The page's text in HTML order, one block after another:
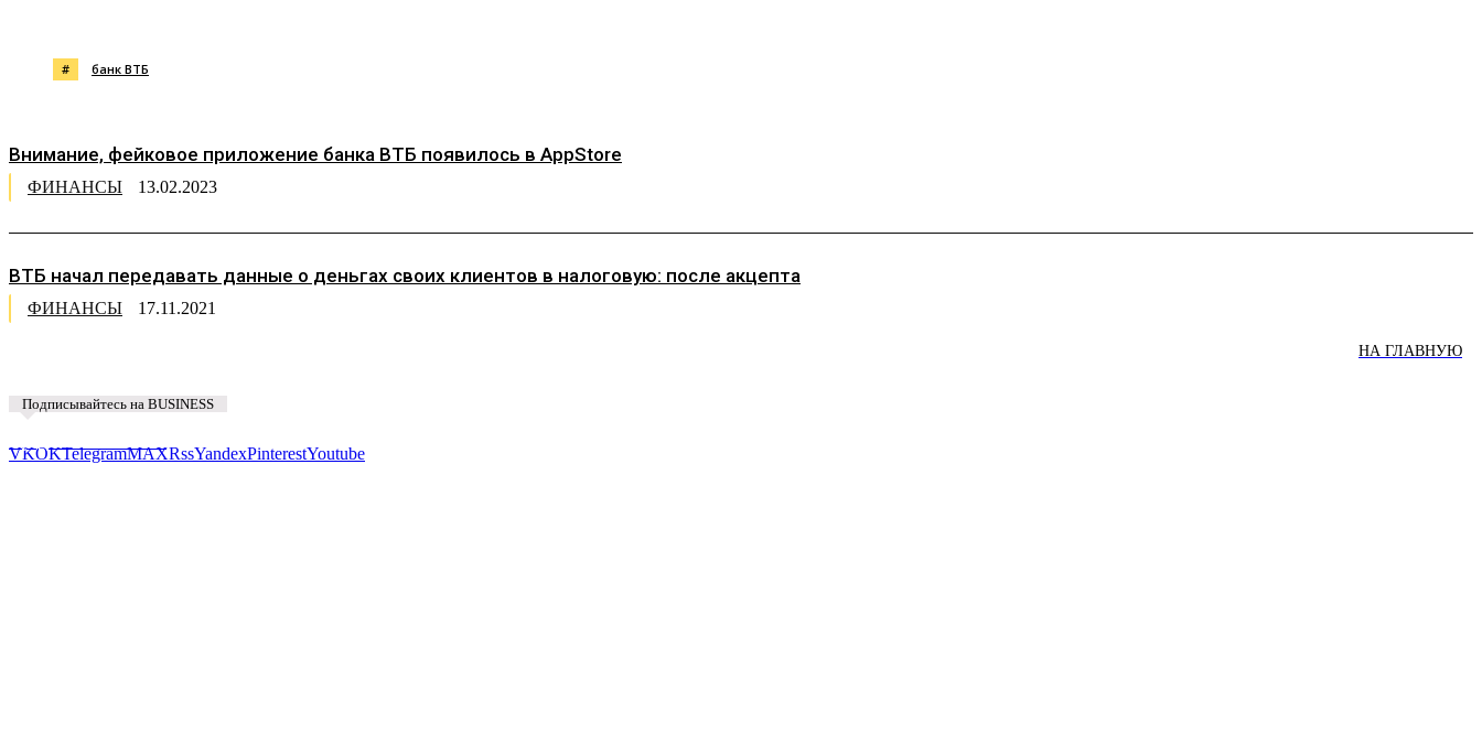
# банк ВТБ
Внимание, фейковое приложение банка ВТБ появилось в AppStore
ФИНАНСЫ 13.02.2023
ВТБ начал передавать данные о деньгах своих клиентов в налоговую: после акцепта
ФИНАНСЫ 17.11.2021
НА ГЛАВНУЮ
Подписывайтесь на BUSINESS
VKOKTelegramMAXRssYandexPinterestYoutube